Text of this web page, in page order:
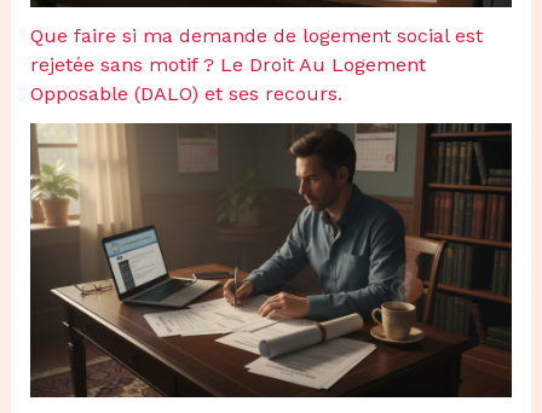
Que faire si ma demande de logement social est
rejetée sans motif ? Le Droit Au Logement
Opposable (DALO) et ses recours.